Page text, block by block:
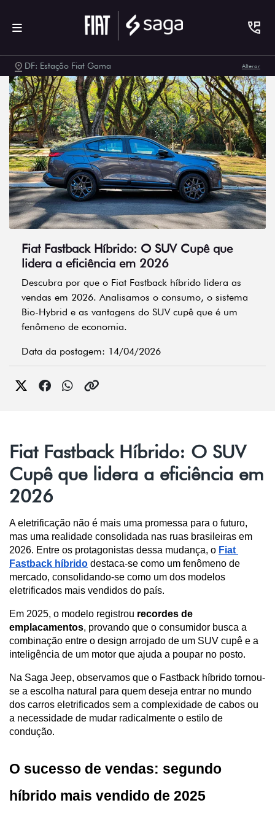
DF: Estação Fiat Gama Alterar
Fiat Fastback Híbrido: O SUV Cupê que
lidera a eficiência em 2026
Descubra por que o Fiat Fastback híbrido lidera as
vendas em 2026. Analisamos o consumo, o sistema
Bio-Hybrid e as vantagens do SUV cupê que é um
fenômeno de economia.
Data da postagem: 14/04/2026
Fiat Fastback Híbrido: O SUV
Cupê que lidera a eficiência em
2026
A eletrificação não é mais uma promessa para o futuro,
mas uma realidade consolidada nas ruas brasileiras em
2026. Entre os protagonistas dessa mudança, o Fiat
Fastback híbrido destaca-se como um fenômeno de
mercado, consolidando-se como um dos modelos
eletrificados mais vendidos do país.
Em 2025, o modelo registrou recordes de
emplacamentos, provando que o consumidor busca a
combinação entre o design arrojado de um SUV cupê e a
inteligência de um motor que ajuda a poupar no posto.
Na Saga Jeep, observamos que o Fastback híbrido tornou-
se a escolha natural para quem deseja entrar no mundo
dos carros eletrificados sem a complexidade de cabos ou
a necessidade de mudar radicalmente o estilo de
condução.
O sucesso de vendas: segundo
híbrido mais vendido de 2025